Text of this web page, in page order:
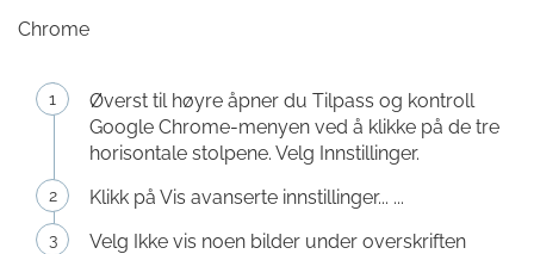
Chrome
Øverst til høyre åpner du Tilpass og kontroll
Google Chrome-menyen ved å klikke på de tre
horisontale stolpene. Velg Innstillinger.
Klikk på Vis avanserte innstillinger... ...
Velg Ikke vis noen bilder under overskriften